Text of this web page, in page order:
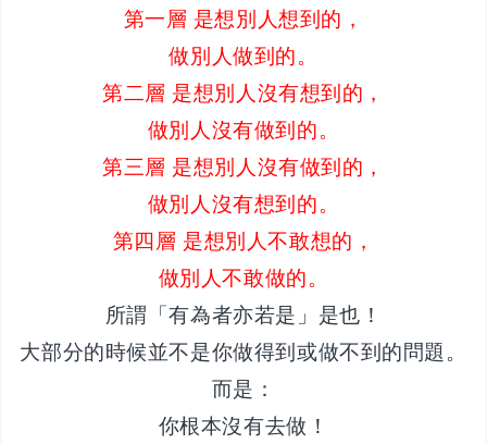
第一層 是想別人想到的，
做別人做到的。
第二層 是想別人沒有想到的，
做別人沒有做到的。
第三層 是想別人沒有做到的，
做別人沒有想到的。
第四層 是想別人不敢想的，
做別人不敢做的。
所謂「有為者亦若是」是也！
大部分的時候並不是你做得到或做不到的問題。
而是：
你根本沒有去做！